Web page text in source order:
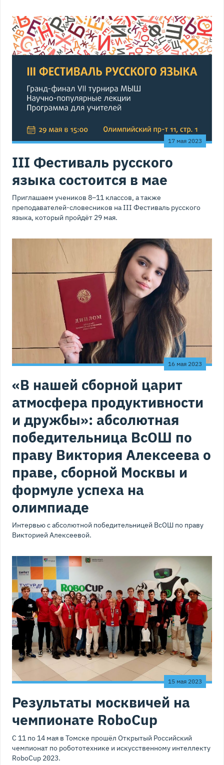
17 мая 2023
III Фестиваль русского
языка состоится в мае
Приглашаем учеников 8–11 классов, а также
преподавателей-словесников на III Фестиваль русского
языка, который пройдёт 29 мая.
16 мая 2023
«В нашей сборной царит
атмосфера продуктивности
и дружбы»: абсолютная
победительница ВсОШ по
праву Виктория Алексеева о
праве, сборной Москвы и
формуле успеха на
олимпиаде
Интервью с абсолютной победительницей ВсОШ по праву
Викторией Алексеевой.
15 мая 2023
Результаты москвичей на
чемпионате RoboCup
С 11 по 14 мая в Томске прошёл Открытый Российский
чемпионат по робототехнике и искусственному интеллекту
RoboCup 2023.